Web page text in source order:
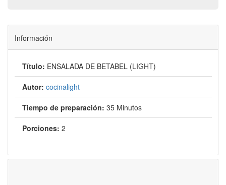
Información
Título: ENSALADA DE BETABEL (LIGHT)
Autor: cocinalight
Tiempo de preparación: 35 Minutos
Porciones: 2